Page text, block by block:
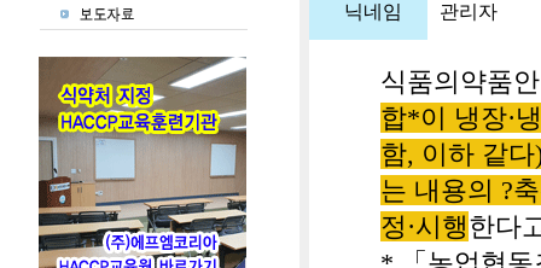
닉네임 관리자
식품의약품
합*이 냉장·
함, 이하 같다
는 내용의 ?
정 ·시행한다